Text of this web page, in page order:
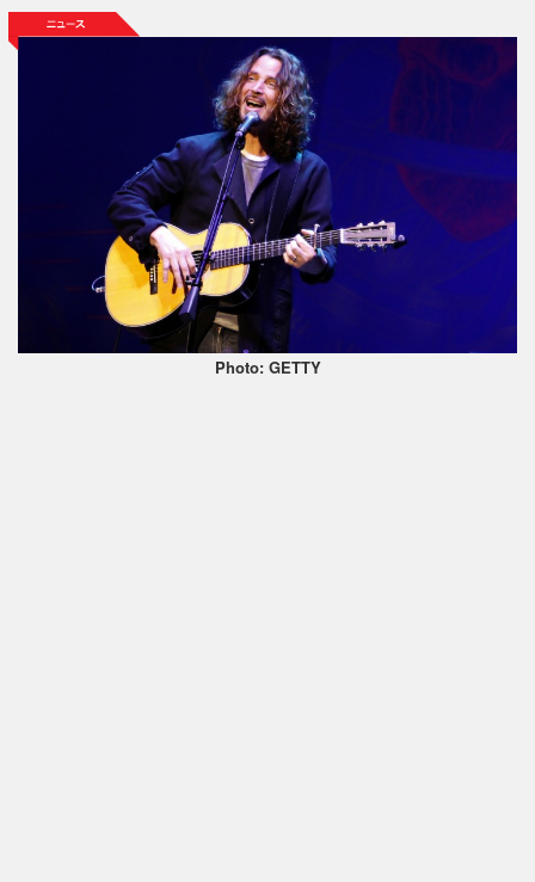
Photo: GETTY